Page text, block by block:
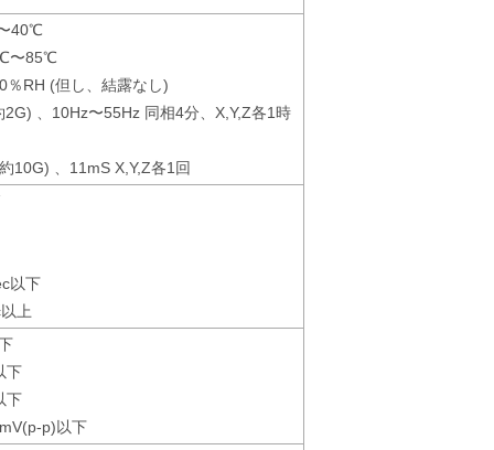
40℃
〜85℃
％RH (但し、結露なし)
、10Hz〜55Hz 同相4分、X,Y,Z各1時
10G) 、11mS X,Y,Z各1回
以下
上
下
下
p)以下